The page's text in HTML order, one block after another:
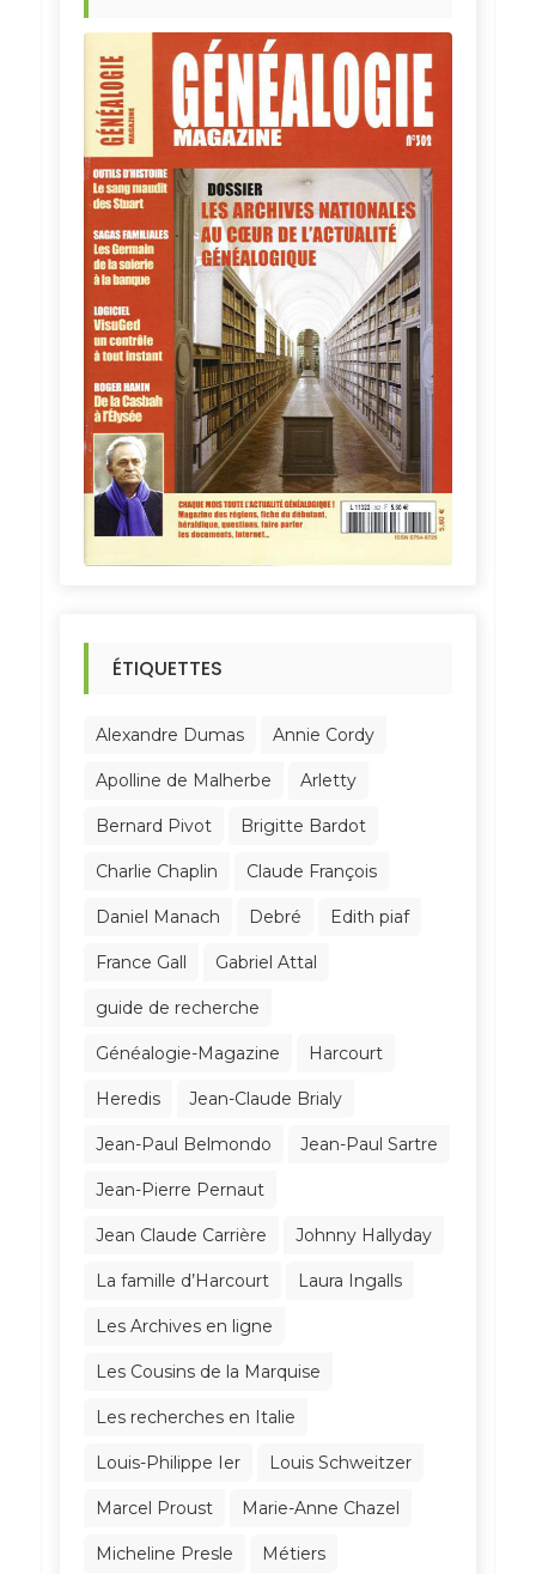
ÉTIQUETTES
Alexandre Dumas Annie Cordy
Apolline de Malherbe Arletty
Bernard Pivot Brigitte Bardot
Charlie Chaplin Claude François
Daniel Manach Debré Edith piaf
France Gall Gabriel Attal
guide de recherche
Généalogie-Magazine Harcourt
Heredis Jean-Claude Brialy
Jean-Paul Belmondo Jean-Paul Sartre
Jean-Pierre Pernaut
Jean Claude Carrière Johnny Hallyday
La famille d’Harcourt Laura Ingalls
Les Archives en ligne
Les Cousins de la Marquise
Les recherches en Italie
Louis-Philippe Ier Louis Schweitzer
Marcel Proust Marie-Anne Chazel
Micheline Presle Métiers